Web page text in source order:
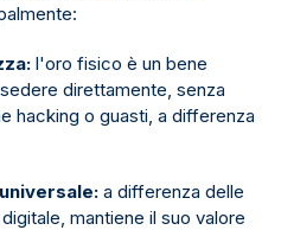
l'oro fisico è un bene
direttamente, senza
hacking o guasti, a differenza
a differenza delle
mantiene il suo valore